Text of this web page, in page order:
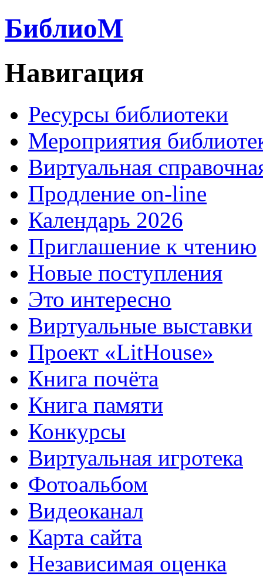
БиблиоМ
Навигация
Ресурсы библиотеки
Мероприятия
Виртуальная
Продление on-line
Календарь 2026
Приглашение к чтению
Новые поступления
Это интересно
Виртуальные выставки
Проект «LitHouse»
Книга почёта
Книга памяти
Конкурсы
Виртуальная игротека
Фотоальбом
Видеоканал
Карта сайта
Независимая оценка